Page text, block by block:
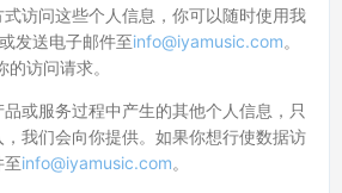
访问这些个人信息，你可以随时使用我
发送电子邮件至info@iyamusic.com。
访问请求。
或服务过程中产生的其他个人信息，只
我们会向你提供。如果你想行使数据访
至info@iyamusic.com。